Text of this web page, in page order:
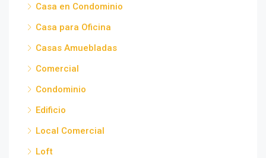
Casa en Condominio
Casa para Oficina
Casas Amuebladas
Comercial
Condominio
Edificio
Local Comercial
Loft